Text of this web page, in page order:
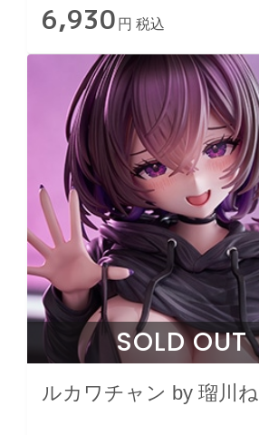
6,930 円 税込
SOLD OUT
ルカワチャン by 瑠川